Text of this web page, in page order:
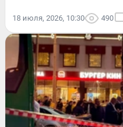
18 июля, 2026, 10:30 490